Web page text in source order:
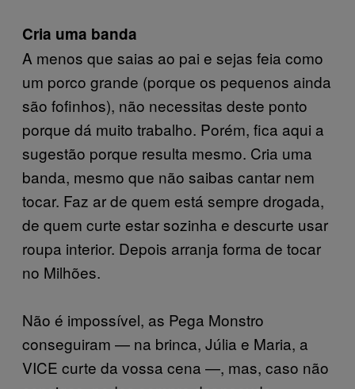
Cria uma banda
A menos que saias ao pai e sejas feia como
um porco grande (porque os pequenos ainda
são fofinhos), não necessitas deste ponto
porque dá muito trabalho. Porém, fica aqui a
sugestão porque resulta mesmo. Cria uma
banda, mesmo que não saibas cantar nem
tocar. Faz ar de quem está sempre drogada,
de quem curte estar sozinha e descurte usar
roupa interior. Depois arranja forma de tocar
no Milhões.
Não é impossível, as Pega Monstro
conseguiram — na brinca, Júlia e Maria, a
VICE curte da vossa cena —, mas, caso não